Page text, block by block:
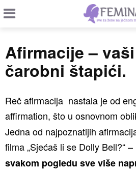
Afirmacije –
čarobni štapići.
Reč afirmacija nastala je od
affirmation, što u osnovnom
Jedna od najpoznatijih
filma „Sjećaš li se Dolly Bell?“ –
svakom pogledu sve više